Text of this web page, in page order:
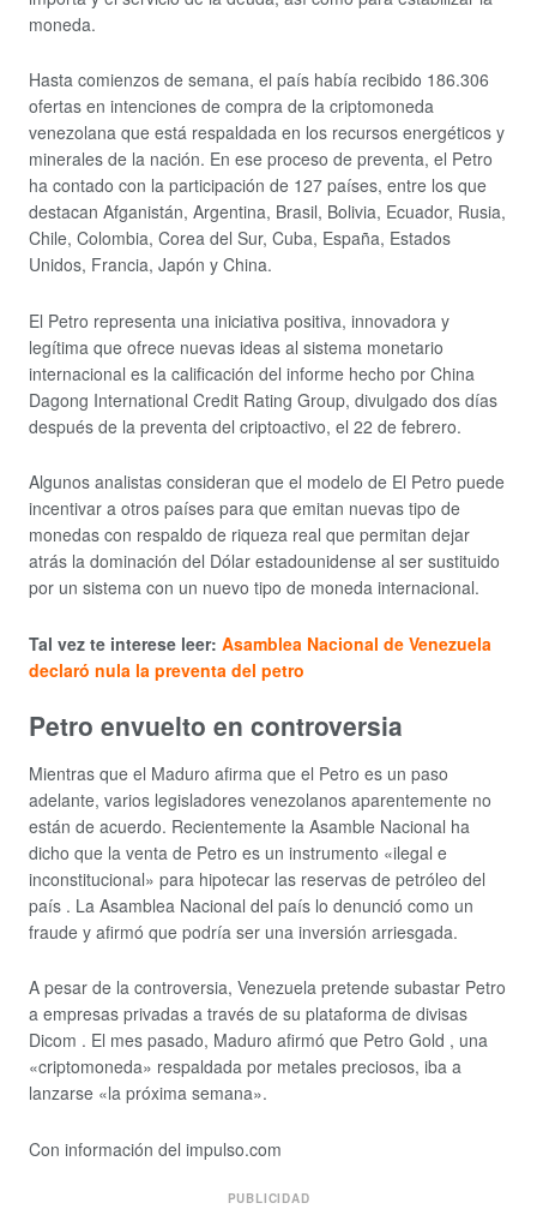
moneda.
Hasta comienzos de semana, el país había recibido 186.306
ofertas en intenciones de compra de la criptomoneda
venezolana que está respaldada en los recursos energéticos y
minerales de la nación. En ese proceso de preventa, el Petro
ha contado con la participación de 127 países, entre los que
destacan Afganistán, Argentina, Brasil, Bolivia, Ecuador, Rusia,
Chile, Colombia, Corea del Sur, Cuba, España, Estados
Unidos, Francia, Japón y China.
El Petro representa una iniciativa positiva, innovadora y
legítima que ofrece nuevas ideas al sistema monetario
internacional es la calificación del informe hecho por China
Dagong International Credit Rating Group, divulgado dos días
después de la preventa del criptoactivo, el 22 de febrero.
Algunos analistas consideran que el modelo de El Petro puede
incentivar a otros países para que emitan nuevas tipo de
monedas con respaldo de riqueza real que permitan dejar
atrás la dominación del Dólar estadounidense al ser sustituido
por un sistema con un nuevo tipo de moneda internacional.
Tal vez te interese leer: Asamblea Nacional de Venezuela
declaró nula la preventa del petro
Petro envuelto en controversia
Mientras que el Maduro afirma que el Petro es un paso
adelante, varios legisladores venezolanos aparentemente no
están de acuerdo. Recientemente la Asamble Nacional ha
dicho que la venta de Petro es un instrumento «ilegal e
inconstitucional» para hipotecar las reservas de petróleo del
país . La Asamblea Nacional del país lo denunció como un
fraude y afirmó que podría ser una inversión arriesgada.
A pesar de la controversia, Venezuela pretende subastar Petro
a empresas privadas a través de su plataforma de divisas
Dicom . El mes pasado, Maduro afirmó que Petro Gold , una
«criptomoneda» respaldada por metales preciosos, iba a
lanzarse «la próxima semana».
Con información del impulso.com
PUBLICIDAD